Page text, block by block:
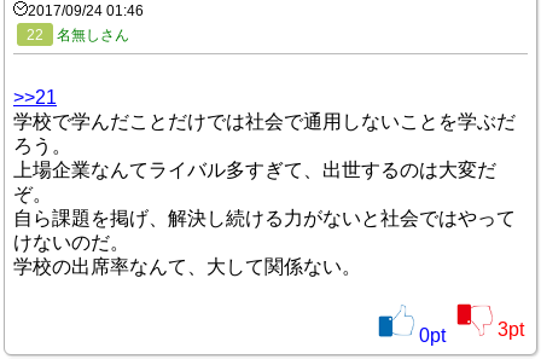
2017/09/24 01:46
22
名無しさん
>>21
学校で学んだことだけでは社会で通用しないことを学ぶだ
ろう。
上場企業なんてライバル多すぎて、出世するのは大変だ
ぞ。
自ら課題を掲げ、解決し続ける力がないと社会ではやって
けないのだ。
学校の出席率なんて、大して関係ない。
0pt 3pt